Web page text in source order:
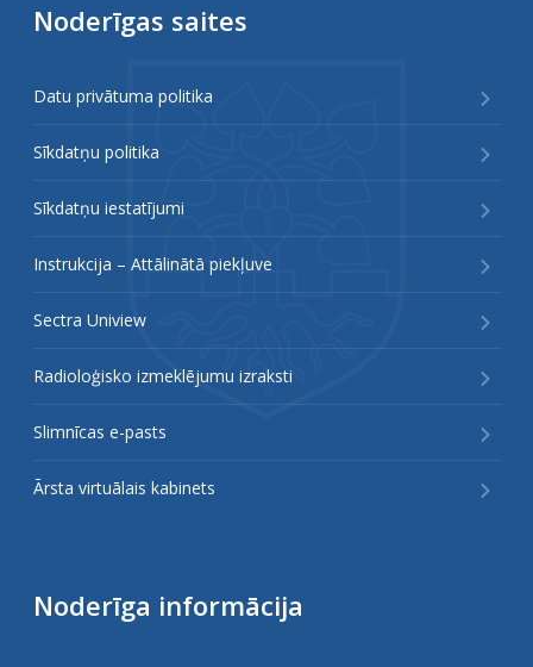
Noderīgas saites
Datu privātuma politika
Sīkdatņu politika
Sīkdatņu iestatījumi
Instrukcija – Attālinātā piekļuve
Sectra Uniview
Radioloģisko izmeklējumu izraksti
Slimnīcas e-pasts
Ārsta virtuālais kabinets
Noderīga informācija